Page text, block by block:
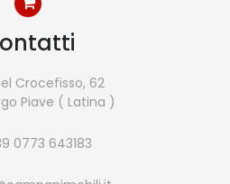
Crocefisso, 62
Piave ( Latina )
0773 643183